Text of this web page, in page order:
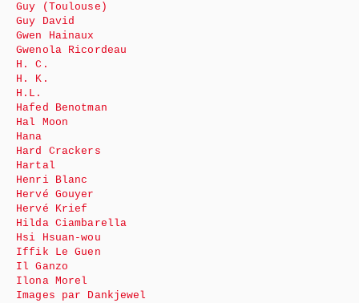
Guy (Toulouse)
Guy David
Gwen Hainaux
Gwenola Ricordeau
H. C.
H. K.
H.L.
Hafed Benotman
Hal Moon
Hana
Hard Crackers
Hartal
Henri Blanc
Hervé Gouyer
Hervé Krief
Hilda Ciambarella
Hsi Hsuan-wou
Iffik Le Guen
Il Ganzo
Ilona Morel
Images par Dankjewel